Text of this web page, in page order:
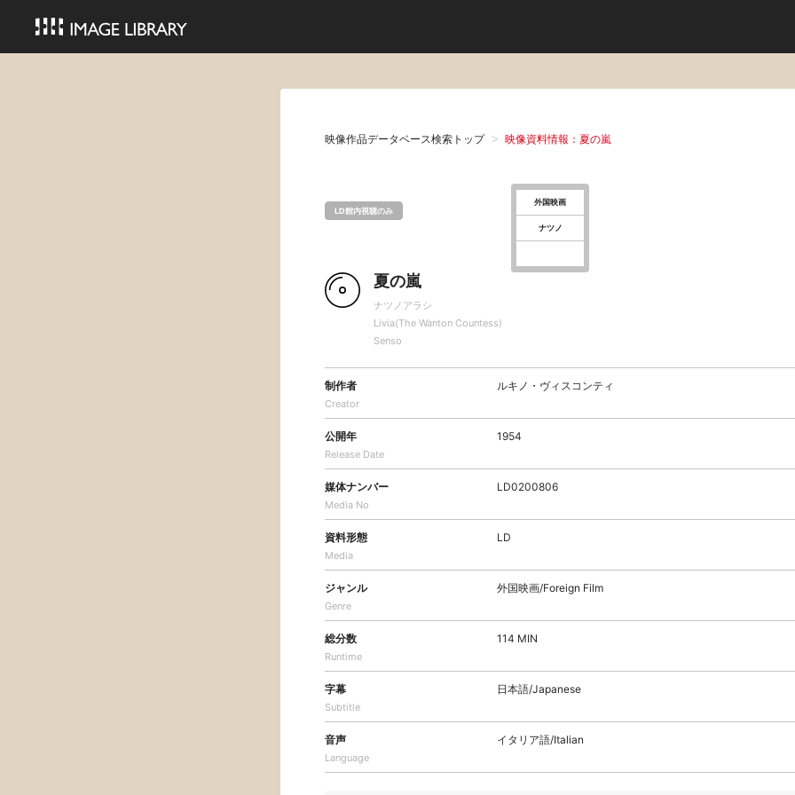
映像作品データベース検索トップ 映像資料情報：夏の嵐
LD館内視聴のみ
外国映画
ナツノ
夏の嵐
ナツノアラシ
Livia(The Wanton Countess)
Senso
制作者
Creator
ルキノ・ヴィスコンティ
公開年
Release Date
1954
媒体ナンバー
Media No
LD0200806
資料形態
Media
LD
ジャンル
Genre
外国映画/Foreign Film
総分数
Runtime
114 MIN
字幕
Subtitle
日本語/Japanese
音声
Language
イタリア語/Italian